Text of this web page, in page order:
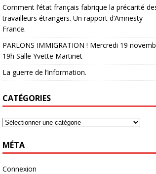
Comment l’état français fabrique la précarité
travailleurs étrangers. Un rapport d’Amnesty
France.
PARLONS IMMIGRATION ! Mercredi 19
19h Salle Yvette Martinet
La guerre de l’information.
CATÉGORIES
MÉTA
Connexion